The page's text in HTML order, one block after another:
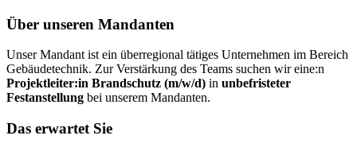
Über unseren Mandanten
Unser Mandant ist ein überregional tätiges Unternehmen im Bereich
Gebäudetechnik. Zur Verstärkung des Teams suchen wir eine:n
Projektleiter:in Brandschutz (m/w/d) in unbefristeter
Festanstellung bei unserem Mandanten.
Das erwartet Sie